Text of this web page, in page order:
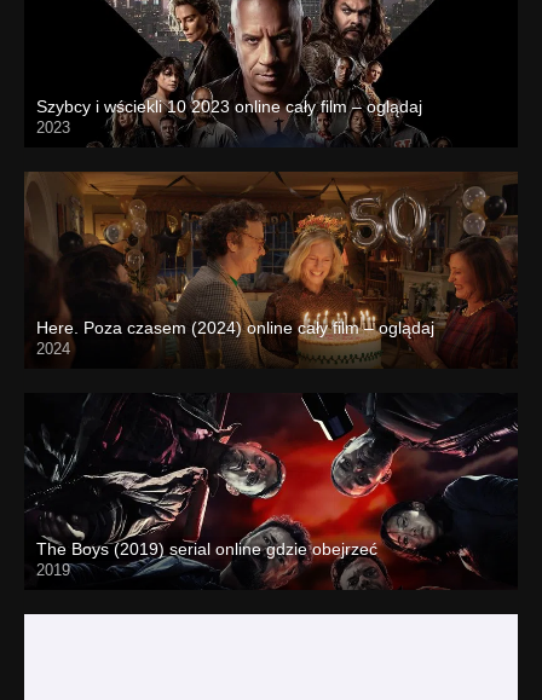
Szybcy i wściekli 10 2023 online cały film – oglądaj
2023
Here. Poza czasem (2024) online cały film – oglądaj
2024
The Boys (2019) serial online gdzie obejrzeć
2019